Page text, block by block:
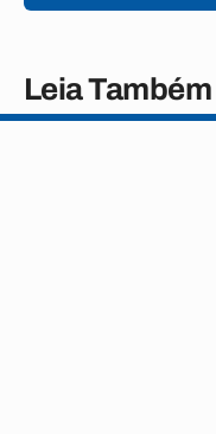
Leia Também